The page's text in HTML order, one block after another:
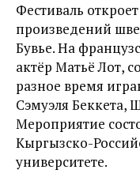
Фестиваль
произведений
Бувье. На
актёр Матьё Лот,
разное время
Сэмуэля Беккета,
Мероприятие
Кыргызско-
университете.